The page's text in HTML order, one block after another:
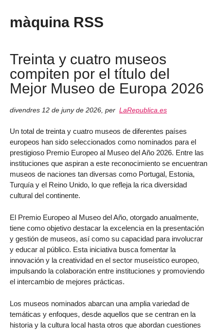
màquina RSS
Treinta y cuatro museos
compiten por el título del
Mejor Museo de Europa 2026
divendres 12 de juny de 2026 per LaRepublica.es
Un total de treinta y cuatro museos de diferentes países
europeos han sido seleccionados como nominados para el
prestigioso Premio Europeo al Museo del Año 2026. Entre las
instituciones que aspiran a este reconocimiento se encuentran
museos de naciones tan diversas como Portugal, Estonia,
Turquía y el Reino Unido, lo que refleja la rica diversidad
cultural del continente.
El Premio Europeo al Museo del Año, otorgado anualmente,
tiene como objetivo destacar la excelencia en la presentación
y gestión de museos, así como su capacidad para involucrar
y educar al público. Esta iniciativa busca fomentar la
innovación y la creatividad en el sector museístico europeo,
impulsando la colaboración entre instituciones y promoviendo
el intercambio de mejores prácticas.
Los museos nominados abarcan una amplia variedad de
temáticas y enfoques, desde aquellos que se centran en la
historia y la cultura local hasta otros que abordan cuestiones